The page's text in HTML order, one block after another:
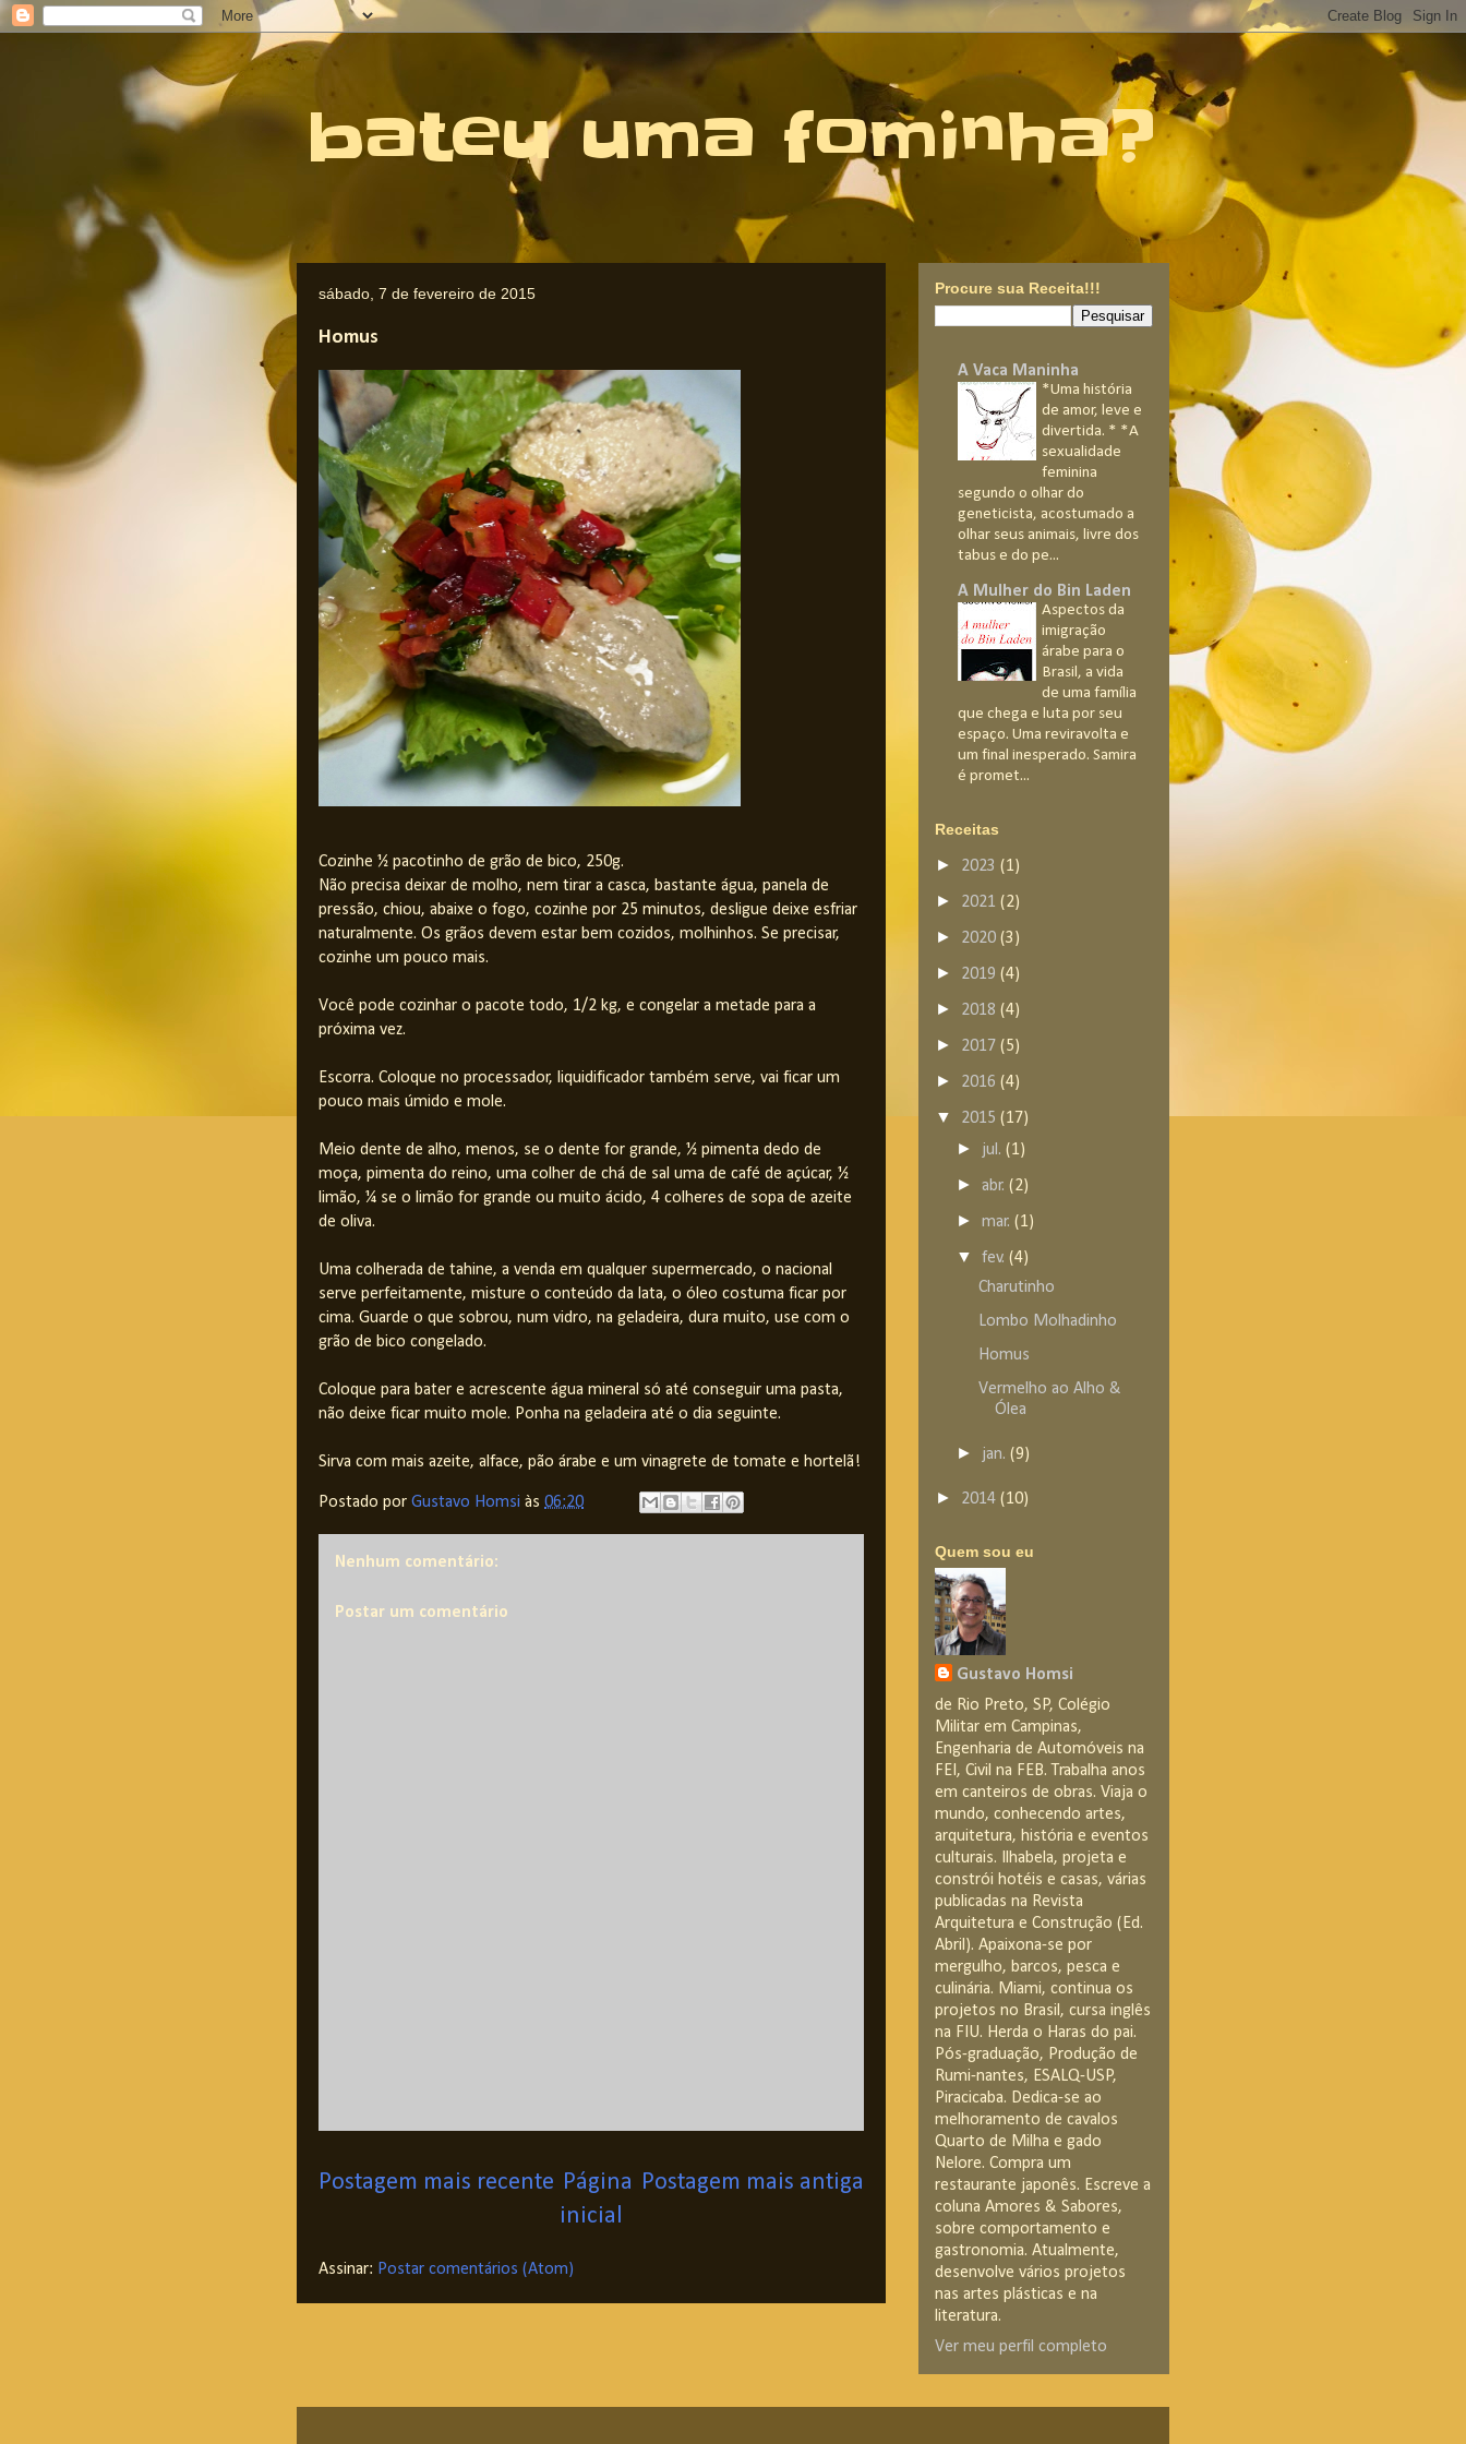
bateu uma fominha?
sábado, 7 de fevereiro de 2015
Homus
Cozinhe ½ pacotinho de grão de bico, 250g.
Não precisa deixar de molho, nem tirar a casca, bastante água, panela de
pressão, chiou, abaixe o fogo, cozinhe por 25 minutos, desligue deixe esfriar
naturalmente. Os grãos devem estar bem cozidos, molhinhos. Se precisar,
cozinhe um pouco mais.
Você pode cozinhar o pacote todo, 1/2 kg, e congelar a metade para a
próxima vez.
Escorra. Coloque no processador, liquidificador também serve, vai ficar um
pouco mais úmido e mole.
Meio dente de alho, menos, se o dente for grande, ½ pimenta dedo de
moça, pimenta do reino, uma colher de chá de sal uma de café de açúcar, ½
limão, ¼ se o limão for grande ou muito ácido, 4 colheres de sopa de azeite
de oliva.
Uma colherada de tahine, a venda em qualquer supermercado, o nacional
serve perfeitamente, misture o conteúdo da lata, o óleo costuma ficar por
cima. Guarde o que sobrou, num vidro, na geladeira, dura muito, use com o
grão de bico congelado.
Coloque para bater e acrescente água mineral só até conseguir uma pasta,
não deixe ficar muito mole. Ponha na geladeira até o dia seguinte.
Sirva com mais azeite, alface, pão árabe e um vinagrete de tomate e hortelã!
Postado por Gustavo Homsi às 06:20
Nenhum comentário:
Postar um comentário
Postagem mais recente Postagem mais antiga
Página
inicial
Assinar: Postar comentários (Atom)
Procure sua Receita!!!
A Vaca Maninha
*Uma história
de amor, leve e
divertida. * *A
sexualidade
feminina
segundo o olhar do
geneticista, acostumado a
olhar seus animais, livre dos
tabus e do pe...
A Mulher do Bin Laden
Aspectos da
imigração
árabe para o
Brasil, a vida
de uma família
que chega e luta por seu
espaço. Uma reviravolta e
um final inesperado. Samira
é promet...
Receitas
► 2023 (1)
► 2021 (2)
► 2020 (3)
► 2019 (4)
► 2018 (4)
► 2017 (5)
► 2016 (4)
▼ 2015 (17)
► jul.(1)
►abr.(2)
►mar.(1)
▼fev.(4)
Charutinho
Lombo Molhadinho
Homus
Vermelho ao Alho &
Ólea
► jan.(9)
► 2014 (10)
Quem sou eu
Gustavo Homsi
de Rio Preto, SP, Colégio
Militar em Campinas,
Engenharia de Automóveis na
FEI, Civil na FEB. Trabalha anos
em canteiros de obras. Viaja o
mundo, conhecendo artes,
arquitetura, história e eventos
culturais. Ilhabela, projeta e
constrói hotéis e casas, várias
publicadas na Revista
Arquitetura e Construção (Ed.
Abril). Apaixona-se por
mergulho, barcos, pesca e
culinária. Miami, continua os
projetos no Brasil, cursa inglês
na FIU. Herda o Haras do pai.
Pós-graduação, Produção de
Rumi-nantes, ESALQ-USP,
Piracicaba. Dedica-se ao
melhoramento de cavalos
Quarto de Milha e gado
Nelore. Compra um
restaurante japonês. Escreve a
coluna Amores & Sabores,
sobre comportamento e
gastronomia. Atualmente,
desenvolve vários projetos
nas artes plásticas e na
literatura.
Ver meu perfil completo